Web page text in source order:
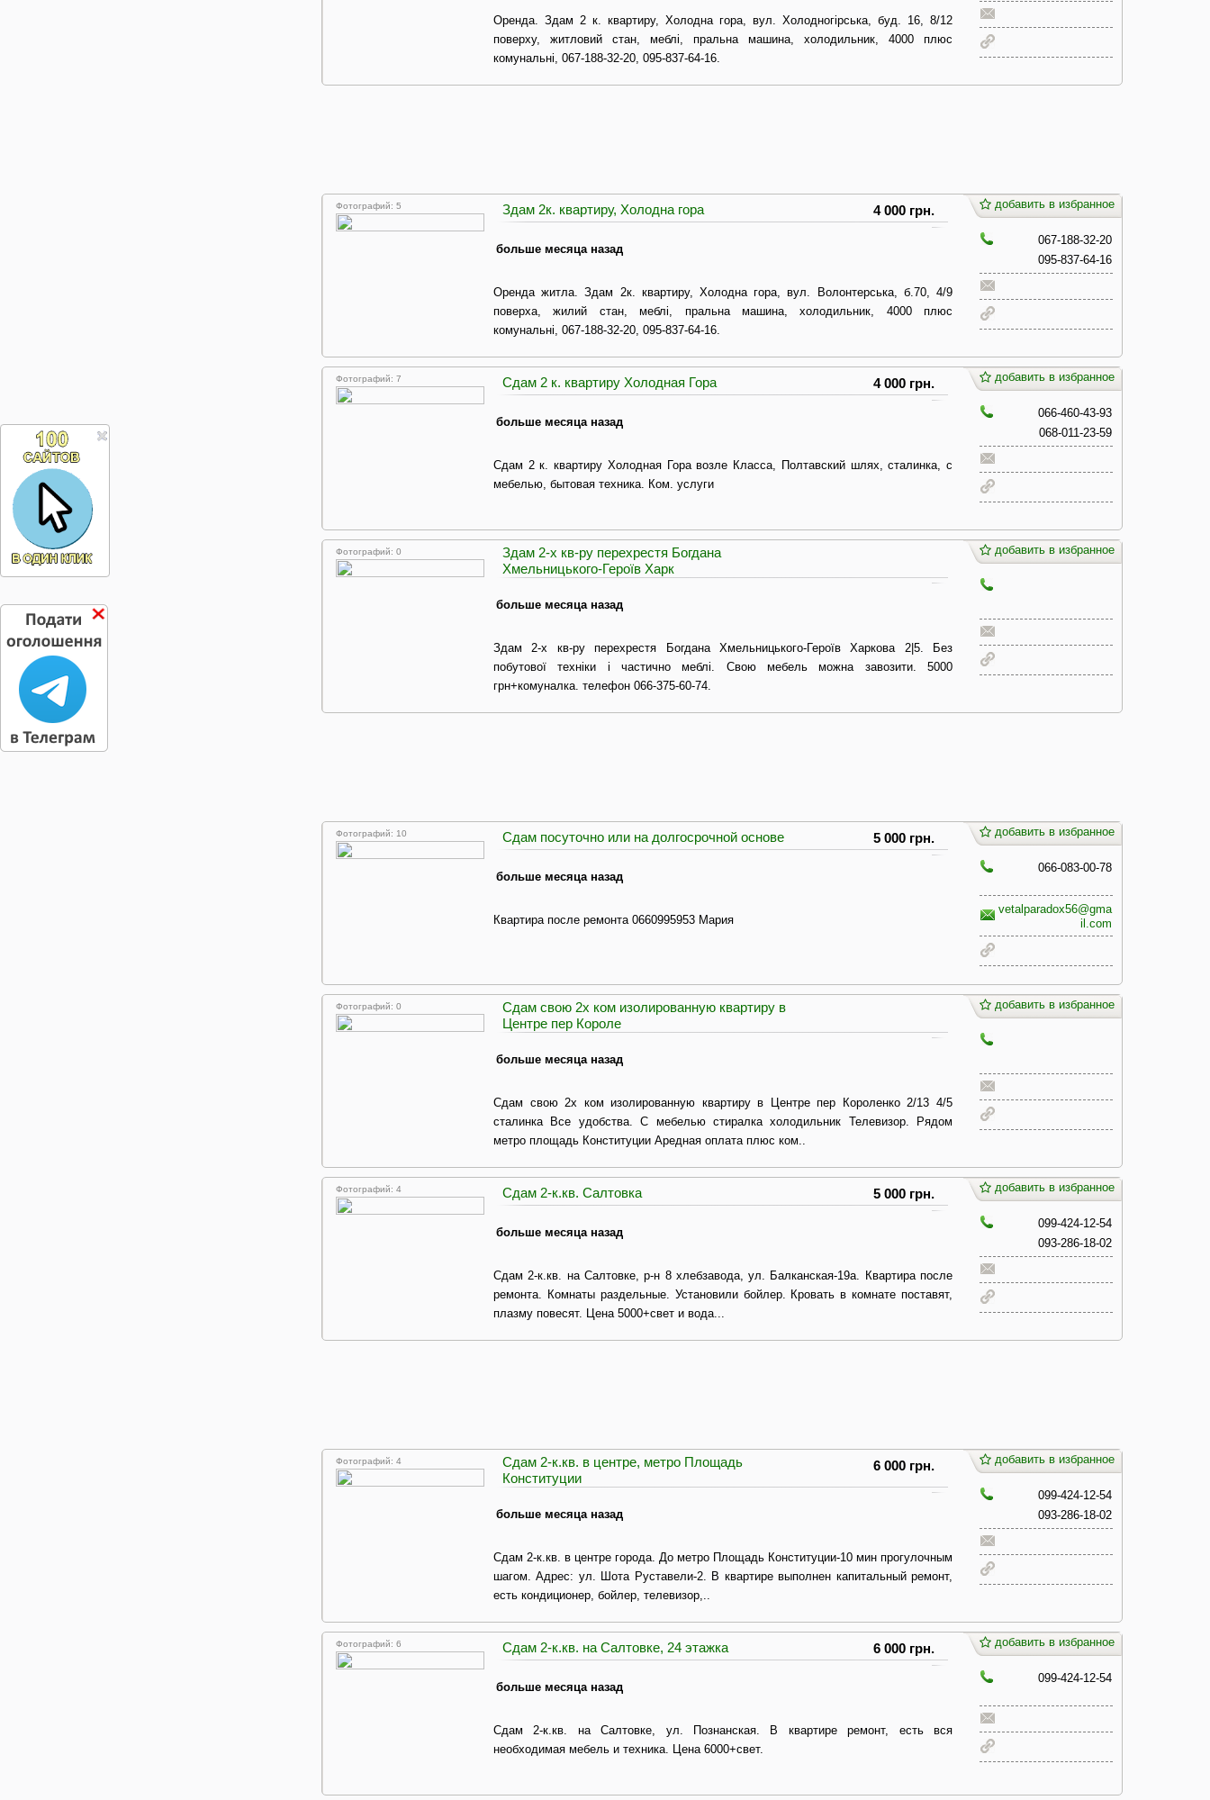
Оренда. Здам 2 к. квартиру, Холодна гора, вул. Холодногірська, буд. 16, 8/12
поверху, житловий стан, меблі, пральна машина, холодильник, 4000 плюс
комунальні, 067-188-32-20, 095-837-64-16.
Фотографий: 5 Здам 2к. квартиру, Холодна гора 4 000 грн.
больше месяца назад
Оренда житла. Здам 2к. квартиру, Холодна гора, вул. Волонтерська, б.70, 4/9
поверха, жилий стан, меблі, пральна машина, холодильник, 4000 плюс
комунальні, 067-188-32-20, 095-837-64-16.
добавить в избранное
067-188-32-20
095-837-64-16
Фотографий: 7 Сдам 2 к. квартиру Холодная Гора 4 000 грн.
больше месяца назад
Сдам 2 к. квартиру Холодная Гора возле Класса, Полтавский шлях, сталинка, с
мебелью, бытовая техника. Ком. услуги
добавить в избранное
066-460-43-93
068-011-23-59
Фотографий: 0
Здам 2-х кв-ру перехрестя Богдана
Хмельницького-Героїв Харк
больше месяца назад
Здам 2-х кв-ру перехрестя Богдана Хмельницького-Героїв Харкова 2|5. Без
побутової техніки і частично меблі. Свою мебель можна завозити. 5000
грн+комуналка. телефон 066-375-60-74.
добавить в избранное
Фотографий: 10 Сдам посуточно или на долгосрочной основе 5 000 грн.
больше месяца назад
Квартира после ремонта 0660995953 Мария
добавить в избранное
066-083-00-78
vetalparadox56@gma
il.com
Фотографий: 0
Сдам свою 2х ком изолированную квартиру в
Центре пер Короле
больше месяца назад
Сдам свою 2х ком изолированную квартиру в Центре пер Короленко 2/13 4/5
сталинка Все удобства. С мебелью стиралка холодильник Телевизор. Рядом
метро площадь Конституции Аредная оплата плюс ком..
добавить в избранное
Фотографий: 4 Сдам 2-к.кв. Салтовка 5 000 грн.
больше месяца назад
Сдам 2-к.кв. на Салтовке, р-н 8 хлебзавода, ул. Балканская-19а. Квартира после
ремонта. Комнаты раздельные. Установили бойлер. Кровать в комнате поставят,
плазму повесят. Цена 5000+свет и вода...
добавить в избранное
099-424-12-54
093-286-18-02
Фотографий: 4
Сдам 2-к.кв. в центре, метро Площадь
Конституции
6 000 грн.
больше месяца назад
Сдам 2-к.кв. в центре города. До метро Площадь Конституции-10 мин прогулочным
шагом. Адрес: ул. Шота Руставели-2. В квартире выполнен капитальный ремонт,
есть кондиционер, бойлер, телевизор,..
добавить в избранное
099-424-12-54
093-286-18-02
Фотографий: 6 Сдам 2-к.кв. на Салтовке, 24 этажка 6 000 грн.
больше месяца назад
Сдам 2-к.кв. на Салтовке, ул. Познанская. В квартире ремонт, есть вся
необходимая мебель и техника. Цена 6000+свет.
добавить в избранное
099-424-12-54